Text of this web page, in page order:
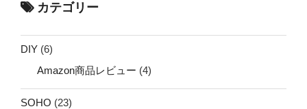
カテゴリー
DIY (6)
Amazon商品レビュー (4)
SOHO (23)